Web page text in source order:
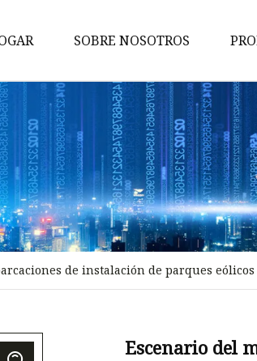
SOBRE NOSOTROS
de instalación de parques eólicos
Escenario del